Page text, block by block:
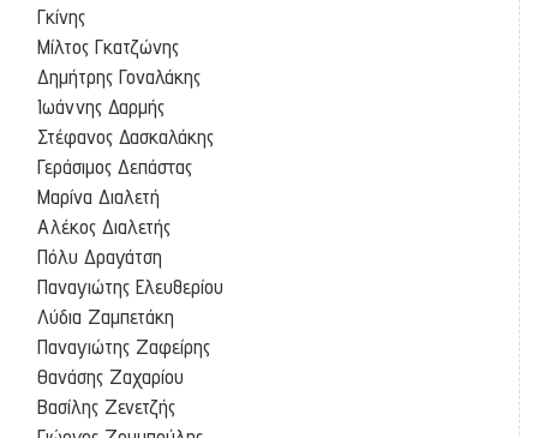
Γκίνης
Μίλτος Γκατζώνης
Δημήτρης Γοναλάκης
Ιωάννης Δαρμής
Στέφανος Δασκαλάκης
Γεράσιμος Δεπάστας
Μαρίνα Διαλετή
Αλέκος Διαλετής
Πόλυ Δραγάτση
Παναγιώτης Ελευθερίου
Λύδια Ζαμπετάκη
Παναγιώτης Ζαφείρης
Θανάσης Ζαχαρίου
Βασίλης Ζενετζής